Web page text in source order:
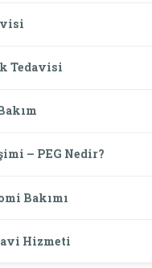
Tedavisi
– PEG Nedir?
Bakımı
Hizmeti